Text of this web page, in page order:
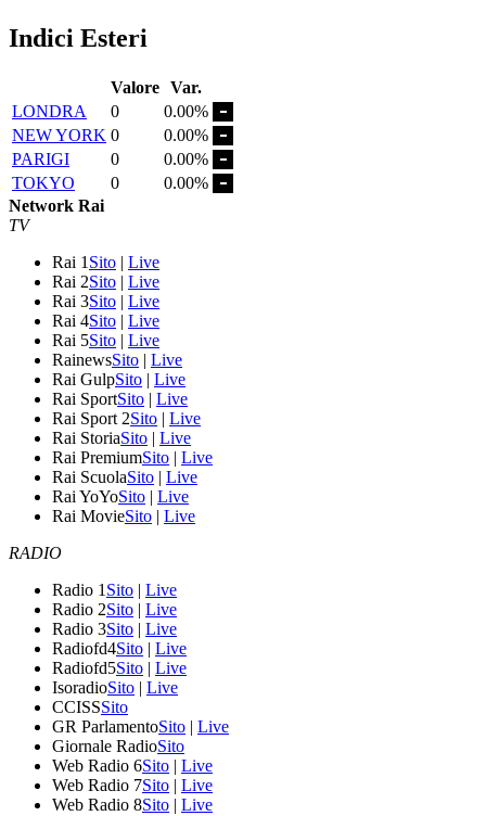
Indici Esteri
Valore Var.
LONDRA
0
0.00%
NEW YORK 0
0.00%
PARIGI
0
0.00%
TOKYO
0
0.00%
Network Rai
TV
Rai 1 Sito | Live
Rai 2Sito | Live
Rai 3Sito | Live
Rai 4Sito | Live
Rai 5Sito | Live
RainewsSito | Live
Rai GulpSito | Live
Rai SportSito | Live
Rai Sport 2Sito | Live
Rai StoriaSito | Live
Rai PremiumSito | Live
Rai ScuolaSito | Live
Rai YoYoSito | Live
Rai MovieSito | Live
RADIO
Radio 1 Sito | Live
Radio 2Sito | Live
Radio 3Sito | Live
Radiofd4Sito | Live
Radiofd5Sito | Live
IsoradioSito | Live
CCISSSito
GR ParlamentoSito | Live
Giornale RadioSito
Web Radio 6Sito | Live
Web Radio 7Sito | Live
Web Radio 8Sito | Live